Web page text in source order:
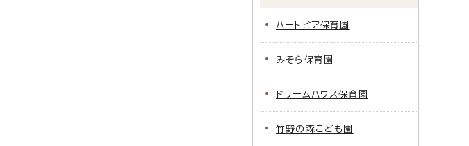
ハートピア保育園
みそら保育園
ドリームハウス保育園
竹野の森こども園